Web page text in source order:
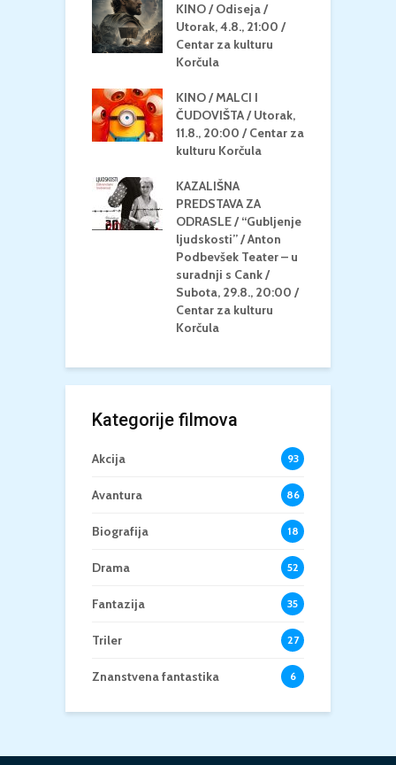
KINO / Odiseja /
Utorak, 4.8., 21:00 /
Centar za kulturu
Korčula
KINO / MALCI I
ČUDOVIŠTA / Utorak,
11.8., 20:00 / Centar za
kulturu Korčula
KAZALIŠNA
PREDSTAVA ZA
ODRASLE / “Gubljenje
ljudskosti” / Anton
Podbevšek Teater – u
suradnji s Cank /
Subota, 29.8., 20:00 /
Centar za kulturu
Korčula
Kategorije filmova
Akcija 93
Avantura 86
Biografija 18
Drama 52
Fantazija 35
Triler 27
Znanstvena fantastika 6